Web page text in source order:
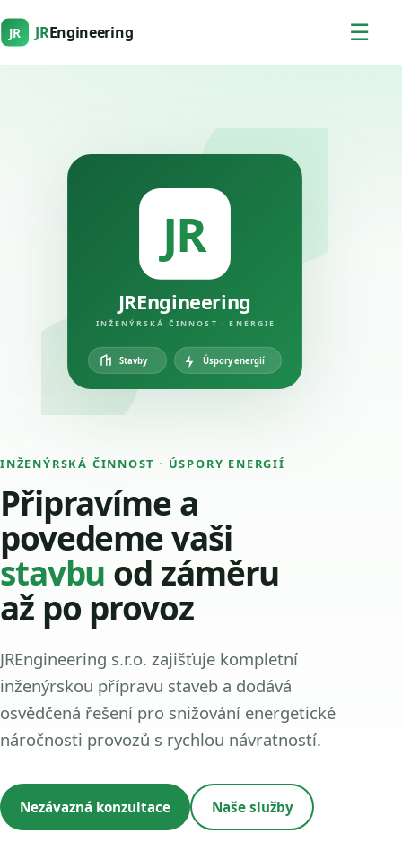
JR JREngineering ☰
INŽENÝRSKÁ ČINNOST · ÚSPORY ENERGIÍ
Připravíme a
povedeme vaši
stavbu od záměru
až po provoz
JREngineering s.r.o. zajišťuje kompletní
inženýrskou přípravu staveb a dodává
osvědčená řešení pro snižování energetické
náročnosti provozů s rychlou návratností.
Nezávazná konzultace Naše služby
JR
JREngineering
INŽENÝRSKÁ ČINNOST · ENERGIE
Stavby Úspory energií